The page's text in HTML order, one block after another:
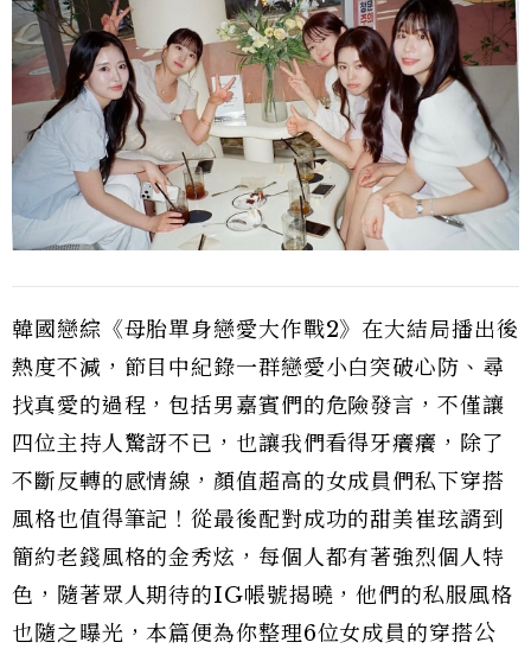
韓國戀綜《母胎單身戀愛大作戰2》在大結局播出後
熱度不減，節目中紀錄一群戀愛小白突破心防、尋
找真愛的過程，包括男嘉賓們的危險發言，不僅讓
四位主持人驚訝不已，也讓我們看得牙癢癢，除了
不斷反轉的感情線，顏值超高的女成員們私下穿搭
風格也值得筆記！從最後配對成功的甜美崔玹諝到
簡約老錢風格的金秀炫，每個人都有著強烈個人特
色，隨著眾人期待的IG帳號揭曉，他們的私服風格
也隨之曝光，本篇便為你整理6位女成員的穿搭公